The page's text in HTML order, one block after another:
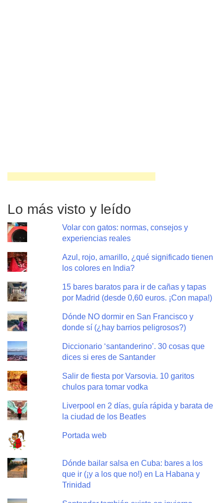
Lo más visto y leído
Volar con gatos: normas, consejos y
experiencias reales
Azul, rojo, amarillo, ¿qué significado tienen
los colores en India?
15 bares baratos para ir de cañas y tapas
por Madrid (desde 0,60 euros. ¡Con mapa!)
Dónde NO dormir en San Francisco y
donde sí (¿hay barrios peligrosos?)
Diccionario ‘santanderino’. 30 cosas que
dices si eres de Santander
Salir de fiesta por Varsovia. 10 garitos
chulos para tomar vodka
Liverpool en 2 días, guía rápida y barata de
la ciudad de los Beatles
Portada web
Dónde bailar salsa en Cuba: bares a los
que ir (¡y a los que no!) en La Habana y
Trinidad